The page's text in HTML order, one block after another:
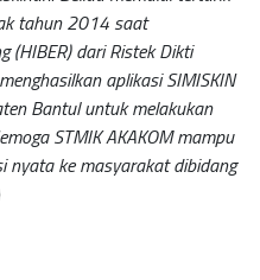
tahun 2014 saat
(HIBER) dari Ristek Dikti
aplikasi SIMISKIN
Bantul untuk melakukan
STMIK AKAKOM mampu
nyata ke masyarakat dibidang